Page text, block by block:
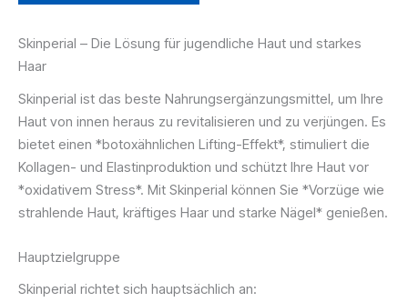
Skinperial – Die Lösung für jugendliche Haut und starkes
Haar
Skinperial ist das beste Nahrungsergänzungsmittel, um Ihre
Haut von innen heraus zu revitalisieren und zu verjüngen. Es
bietet einen *botoxähnlichen Lifting-Effekt*, stimuliert die
Kollagen- und Elastinproduktion und schützt Ihre Haut vor
*oxidativem Stress*. Mit Skinperial können Sie *Vorzüge wie
strahlende Haut, kräftiges Haar und starke Nägel* genießen.
Hauptzielgruppe
Skinperial richtet sich hauptsächlich an: